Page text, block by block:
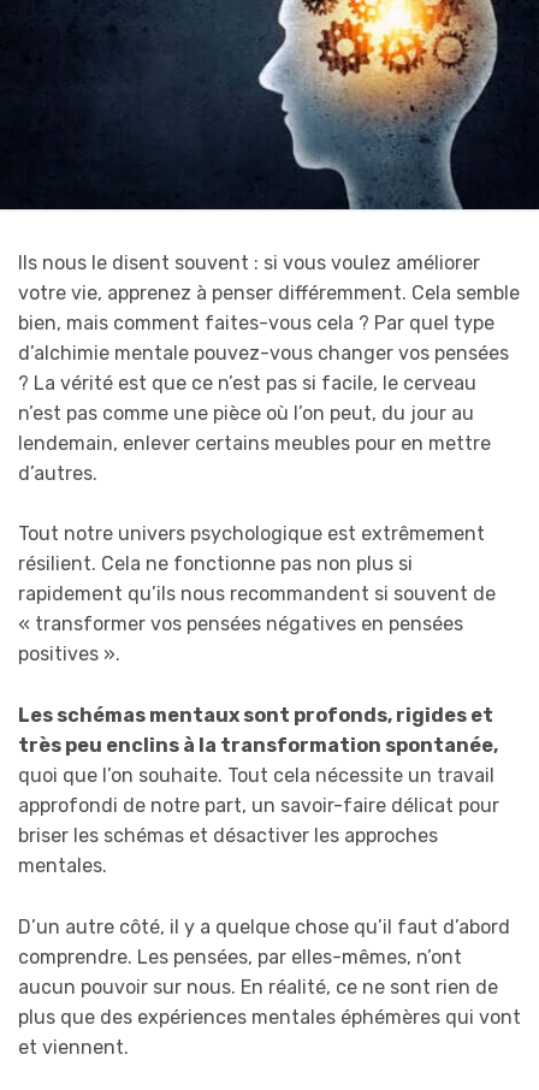
Ils nous le disent souvent : si vous voulez améliorer
votre vie, apprenez à penser différemment. Cela semble
bien, mais comment faites-vous cela ? Par quel type
d’alchimie mentale pouvez-vous changer vos pensées
? La vérité est que ce n’est pas si facile, le cerveau
n’est pas comme une pièce où l’on peut, du jour au
lendemain, enlever certains meubles pour en mettre
d’autres.
Tout notre univers psychologique est extrêmement
résilient. Cela ne fonctionne pas non plus si
rapidement qu’ils nous recommandent si souvent de
« transformer vos pensées négatives en pensées
positives ».
Les schémas mentaux sont profonds, rigides et
très peu enclins à la transformation spontanée,
quoi que l’on souhaite. Tout cela nécessite un travail
approfondi de notre part, un savoir-faire délicat pour
briser les schémas et désactiver les approches
mentales.
D’un autre côté, il y a quelque chose qu’il faut d’abord
comprendre. Les pensées, par elles-mêmes, n’ont
aucun pouvoir sur nous. En réalité, ce ne sont rien de
plus que des expériences mentales éphémères qui vont
et viennent.